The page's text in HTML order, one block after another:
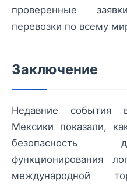
проверенные
перевозки по всему
Заключение
Недавние события
Мексики показали,
безопасность
функционирования
международной